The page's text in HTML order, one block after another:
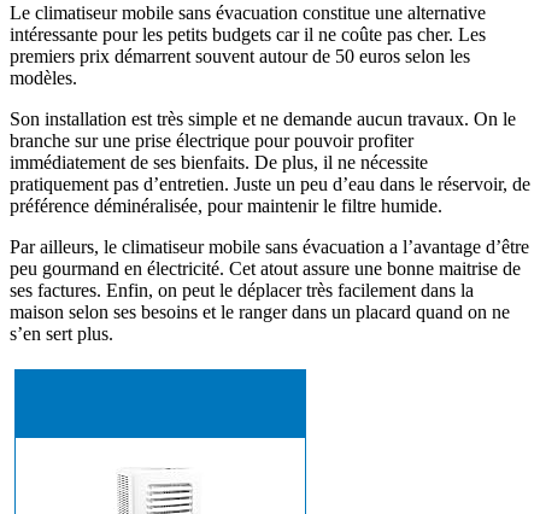
Le climatiseur mobile sans évacuation constitue une alternative
intéressante pour les petits budgets car il ne coûte pas cher. Les
premiers prix démarrent souvent autour de 50 euros selon les
modèles.
Son installation est très simple et ne demande aucun travaux. On le
branche sur une prise électrique pour pouvoir profiter
immédiatement de ses bienfaits. De plus, il ne nécessite
pratiquement pas d’entretien. Juste un peu d’eau dans le réservoir, de
préférence déminéralisée, pour maintenir le filtre humide.
Par ailleurs, le climatiseur mobile sans évacuation a l’avantage d’être
peu gourmand en électricité. Cet atout assure une bonne maitrise de
ses factures. Enfin, on peut le déplacer très facilement dans la
maison selon ses besoins et le ranger dans un placard quand on ne
s’en sert plus.